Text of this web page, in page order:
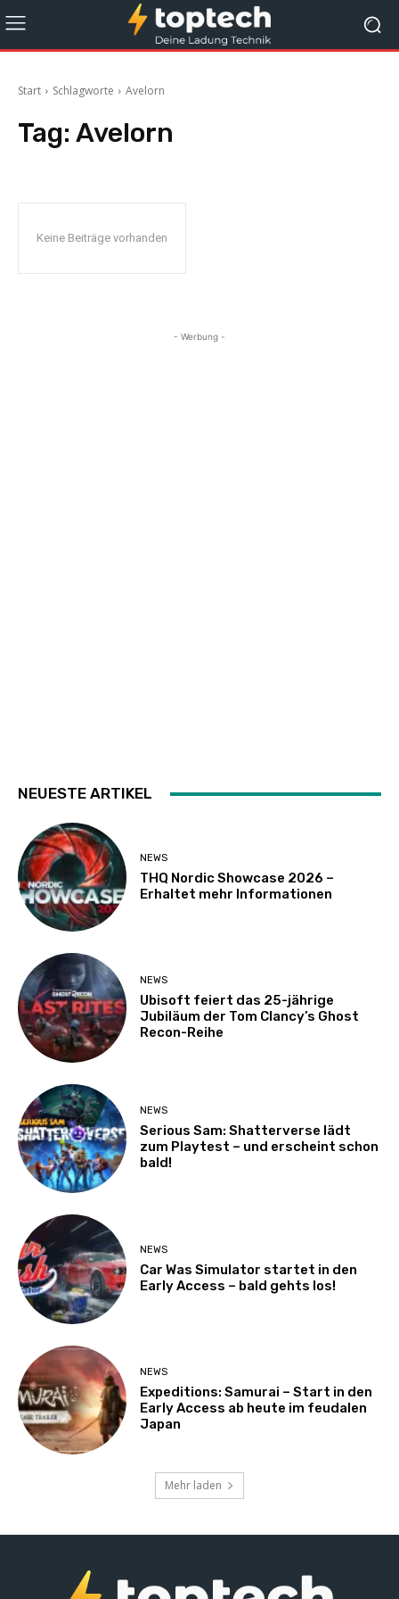
Start Schlagworte Avelorn
Tag: Avelorn
Keine Beiträge vorhanden
- Werbung -
NEUESTE ARTIKEL
NEWS
THQ Nordic Showcase 2026 –
Erhaltet mehr Informationen
NEWS
Ubisoft feiert das 25-jährige
Jubiläum der Tom Clancy’s Ghost
Recon-Reihe
NEWS
Serious Sam: Shatterverse lädt
zum Playtest – und erscheint schon
bald!
NEWS
Car Was Simulator startet in den
Early Access – bald gehts los!
NEWS
Expeditions: Samurai – Start in den
Early Access ab heute im feudalen
Japan
Mehr laden